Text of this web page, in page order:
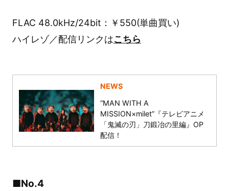
FLAC 48.0kHz/24bit：￥550(単曲買い)
ハイレゾ／配信リンクはこちら
NEWS
“MAN WITH A
MISSION×milet”『テレビアニメ
「鬼滅の刃」刀鍛冶の里編』OP
配信！
■No.4